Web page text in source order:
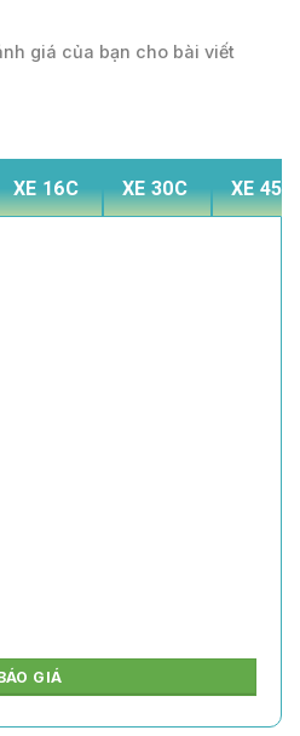
giá của bạn cho bài viết
XE 16C XE 30C XE 45C
GIÁ